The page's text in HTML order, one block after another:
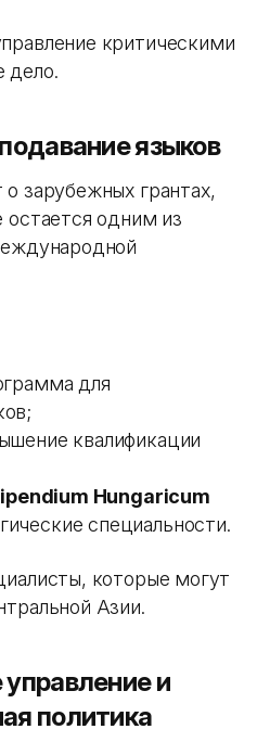
критическими
дело.
языков
зарубежных грантах,
остается одним из
для
квалификации
Hungaricum
специальности.
которые могут
Азии.
и
политика